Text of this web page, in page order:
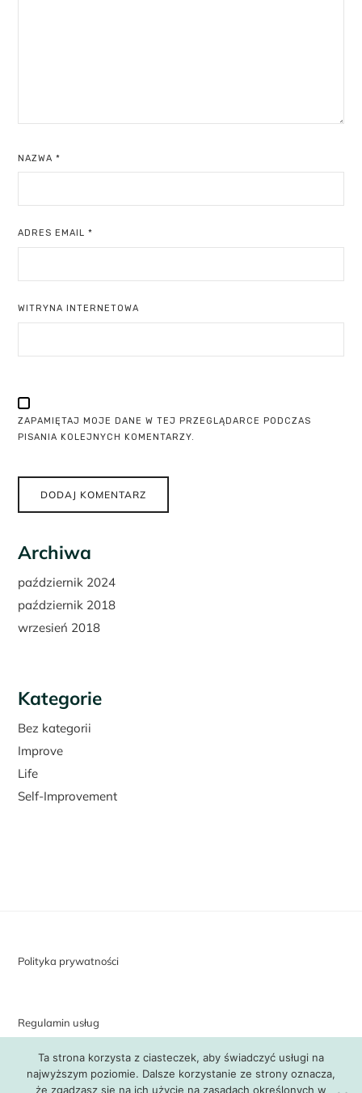
NAZWA*
ADRES EMAIL*
WITRYNA INTERNETOWA
ZAPAMIĘTAJ MOJE DANE W TEJ PRZEGLĄDARCE PODCZAS
PISANIA KOLEJNYCH KOMENTARZY.
Archiwa
październik 2024
październik 2018
wrzesień 2018
Kategorie
Bez kategorii
Improve
Life
Self-Improvement
Polityka prywatności
Regulamin usług
Ta strona korzysta z ciasteczek, aby świadczyć usługi na
najwyższym poziomie. Dalsze korzystanie ze strony oznacza,
że zgadzasz się na ich użycie na zasadach określonych w